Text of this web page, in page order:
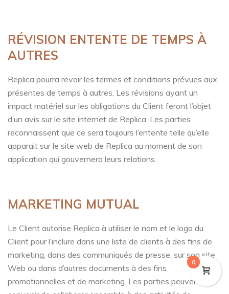
RÉVISION ENTENTE DE TEMPS À
AUTRES
Replica pourra revoir les termes et conditions prévues aux
présentes de temps à autres. Les révisions ayant un
impact matériel sur les obligations du Client feront l’objet
d’un avis sur le site internet de Replica. Les parties
reconnaissent que ce sera toujours l’entente telle qu’elle
apparait sur le site web de Replica au moment de son
application qui gouvernera leurs relations.
MARKETING MUTUAL
Le Client autorise Replica à utiliser le nom et le logo du
Client pour l’inclure dans une liste de clients à des fins de
marketing, dans des communiqués de presse, sur son site
Web ou dans d’autres documents à des fins
promotionnelles et de marketing. Les parties peuvent
0